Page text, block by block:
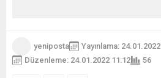
yeniposta
Yayınlama: 24.01.2022
Düzenleme: 24.01.2022 11:12
56